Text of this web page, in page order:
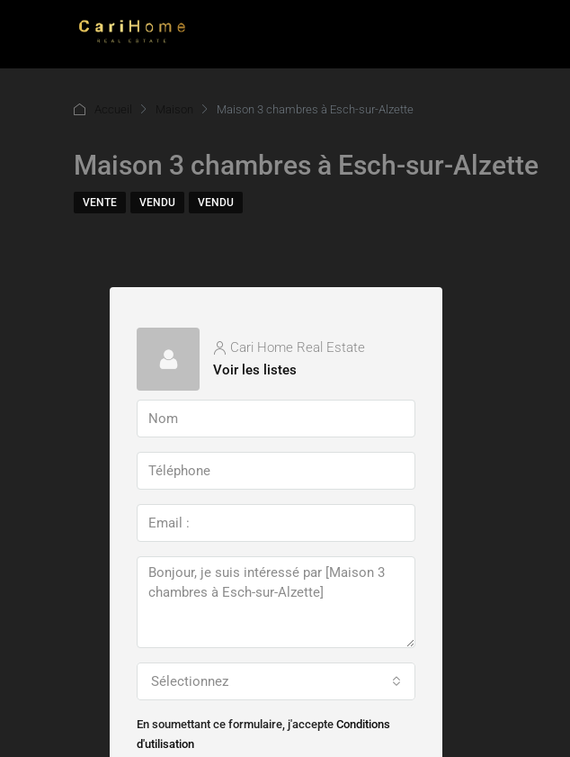
Maison 3 chambres à Esch-sur-Alzette
Maison 3 chambres à Esch-sur-Alzette
VENTE VENDU VENDU
Cari Home Real Estate
Voir les listes
Sélectionnez
En soumettant ce formulaire, j'accepte Conditions
d'utilisation